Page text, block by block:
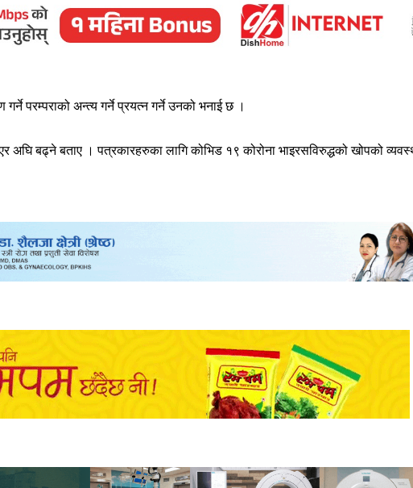
परम्पराको अन्त्य गर्ने प्रयत्न गर्ने उनको भनाई छ ।
अघि बढ्ने बताए । पत्रकारहरुका लागि कोभिड १९ कोरोना भाइरसविरुद्धको खोपको